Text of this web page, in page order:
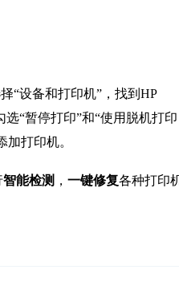
“设备和打印机”，找到HP
“暂停打印”和“使用脱机打印
打印机。
智能检测 ， 一键修复各种打印